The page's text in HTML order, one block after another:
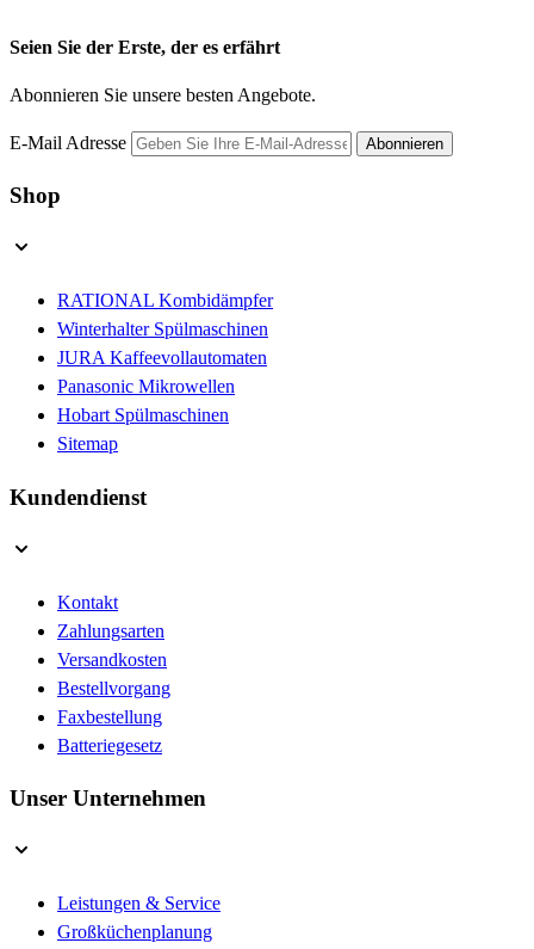
Seien Sie der Erste, der es erfährt
Abonnieren Sie unsere besten Angebote.
E-Mail Adresse Abonnieren
Shop
RATIONAL Kombidämpfer
Winterhalter Spülmaschinen
JURA Kaffeevollautomaten
Panasonic Mikrowellen
Hobart Spülmaschinen
Sitemap
Kundendienst
Kontakt
Zahlungsarten
Versandkosten
Bestellvorgang
Faxbestellung
Batteriegesetz
Unser Unternehmen
Leistungen & Service
Großküchenplanung